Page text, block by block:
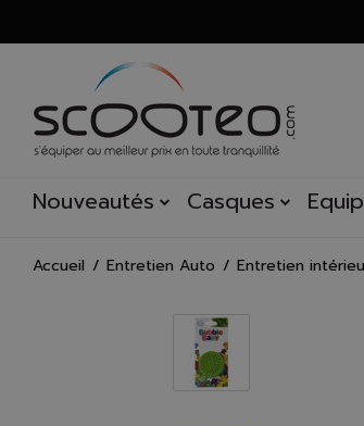
Nouveautés Casques
Accueil Entretien Auto Entretien